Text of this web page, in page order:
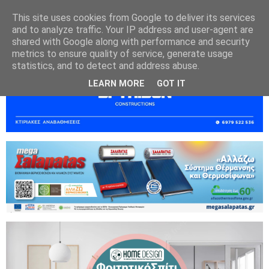
This site uses cookies from Google to deliver its services
and to analyze traffic. Your IP address and user-agent are
shared with Google along with performance and security
metrics to ensure quality of service, generate usage
statistics, and to detect and address abuse.
LEARN MORE GOT IT